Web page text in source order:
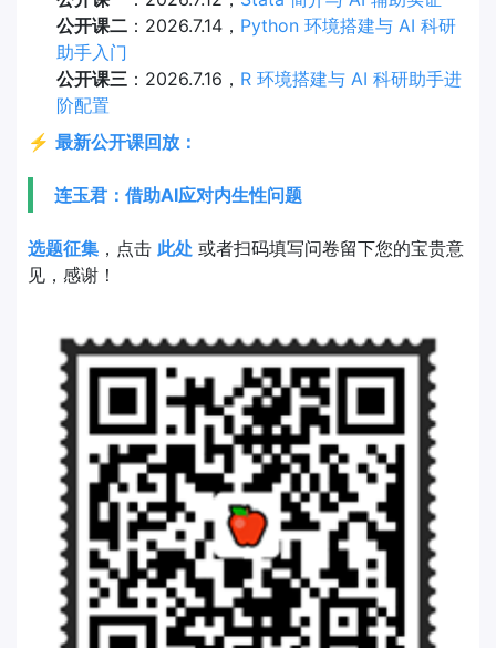
公开课二：2026.7.14， Python 环境搭建与 AI 科研
助手入门
公开课三 ：2026.7.16， R 环境搭建与 AI 科研助手进
阶配置
⚡ 最新公开课回放：
连玉君：借助AI应对内生性问题
选题征集 ，点击 此处 或者扫码填写问卷留下您的宝贵意
见，感谢！